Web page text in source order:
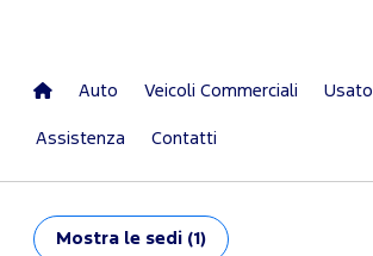
Auto Veicoli Commerciali Usato
Assistenza Contatti
Mostra le sedi (1)